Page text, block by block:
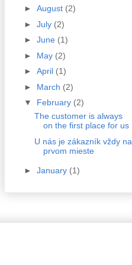
► August (2)
► July (2)
► June (1)
► May (2)
► April (1)
► March (2)
▼ February (2)
The customer is always
on the first place for us
U nás je zákazník vždy na
prvom mieste
► January (1)